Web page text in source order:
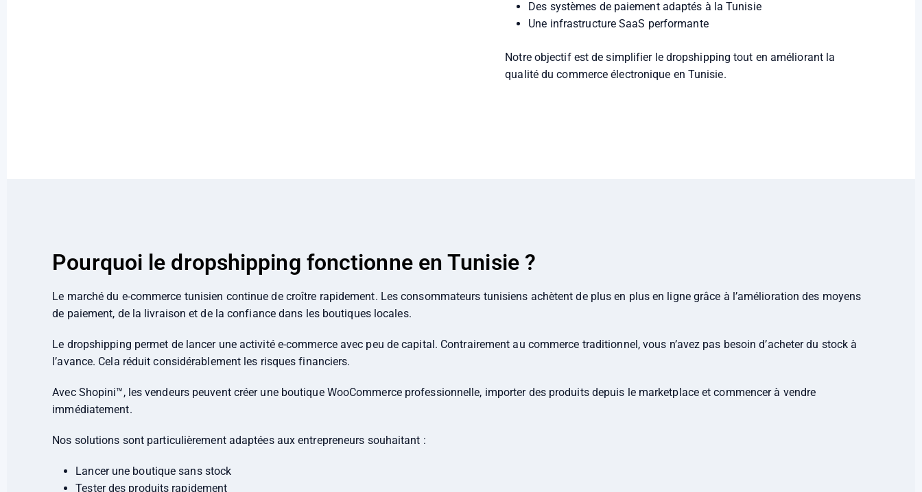
Des systèmes de paiement adaptés à la Tunisie
Une infrastructure SaaS performante
Notre objectif est de simplifier le dropshipping tout en améliorant la
qualité du commerce électronique en Tunisie.
Pourquoi le dropshipping fonctionne en Tunisie ?
Le marché du e-commerce tunisien continue de croître rapidement. Les consommateurs tunisiens achètent de plus en plus en ligne grâce à l’amélioration des moyens
de paiement, de la livraison et de la confiance dans les boutiques locales.
Le dropshipping permet de lancer une activité e-commerce avec peu de capital. Contrairement au commerce traditionnel, vous n’avez pas besoin d’acheter du stock à
l’avance. Cela réduit considérablement les risques financiers.
Avec Shopini™, les vendeurs peuvent créer une boutique WooCommerce professionnelle, importer des produits depuis le marketplace et commencer à vendre
immédiatement.
Nos solutions sont particulièrement adaptées aux entrepreneurs souhaitant :
Lancer une boutique sans stock
Tester des produits rapidement